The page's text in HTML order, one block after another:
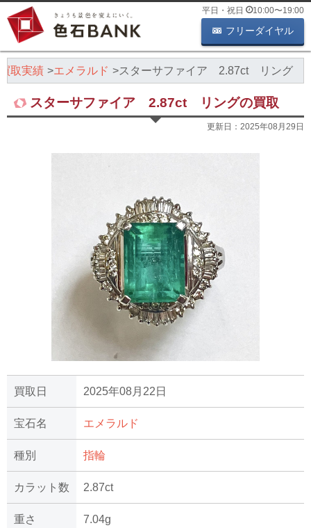
平日・祝日 10:00〜19:00
フリーダイヤル
取実績 エメラルド スターサファイア 2.87ct リング
スターサファイア 2.87ct リングの買取
更新日： 2025年08月29日
買取日 2025年08月22日
宝石名 エメラルド
種別 指輪
カラット数 2.87ct
重さ 7.04g